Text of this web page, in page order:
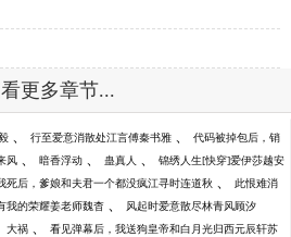
更多章节...
、 行至爱意消散处江言傅秦书雅 、 代码被掉包后，销
风 、 暗香浮动 、 蛊真人 、 锦绣人生[快穿]爱伊莎越安
死后，爹娘和夫君一个都没疯江寻时连道秋 、 此恨难消
我的荣耀姜老师魏杳 、 风起时爱意散尽林青风顾汐
大祸 、 看见弹幕后，我送狗皇帝和白月光归西元辰轩苏